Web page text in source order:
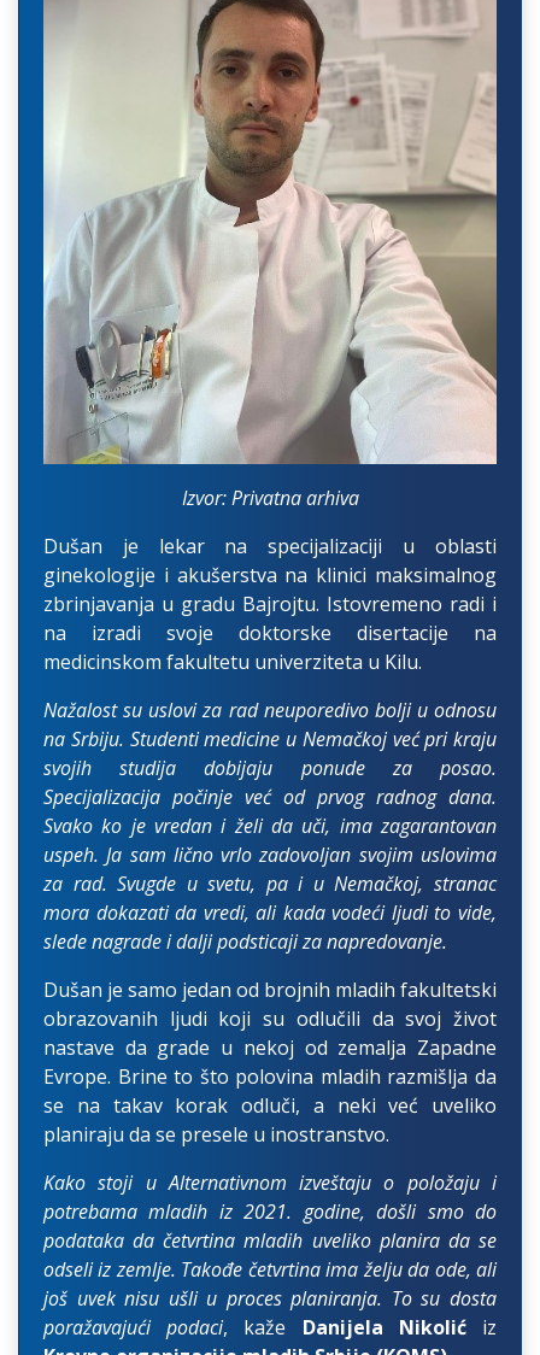
Izvor: Privatna arhiva
Dušan je lekar na specijalizaciji u oblasti
ginekologije i akušerstva na klinici maksimalnog
zbrinjavanja u gradu Bajrojtu. Istovremeno radi i
na izradi svoje doktorske disertacije na
medicinskom fakultetu univerziteta u Kilu.
Nažalost su uslovi za rad neuporedivo bolji u odnosu
na Srbiju. Studenti medicine u Nemačkoj već pri kraju
svojih studija dobijaju ponude za posao.
Specijalizacija počinje već od prvog radnog dana.
Svako ko je vredan i želi da uči, ima zagarantovan
uspeh. Ja sam lično vrlo zadovoljan svojim uslovima
za rad. Svugde u svetu, pa i u Nemačkoj, stranac
mora dokazati da vredi, ali kada vodeći ljudi to vide,
slede nagrade i dalji podsticaji za napredovanje.
Dušan je samo jedan od brojnih mladih fakultetski
obrazovanih ljudi koji su odlučili da svoj život
nastave da grade u nekoj od zemalja Zapadne
Evrope. Brine to što polovina mladih razmišlja da
se na takav korak odluči, a neki već uveliko
planiraju da se presele u inostranstvo.
Kako stoji u Alternativnom izveštaju o položaju i
potrebama mladih iz 2021. godine, došli smo do
podataka da četvrtina mladih uveliko planira da se
odseli iz zemlje. Takođe četvrtina ima želju da ode, ali
još uvek nisu ušli u proces planiranja. To su dosta
poražavajući podaci, kaže Danijela Nikolićiz